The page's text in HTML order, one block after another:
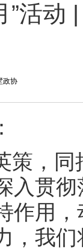
”活动
政协
策，同
入贯
作用，
，我们